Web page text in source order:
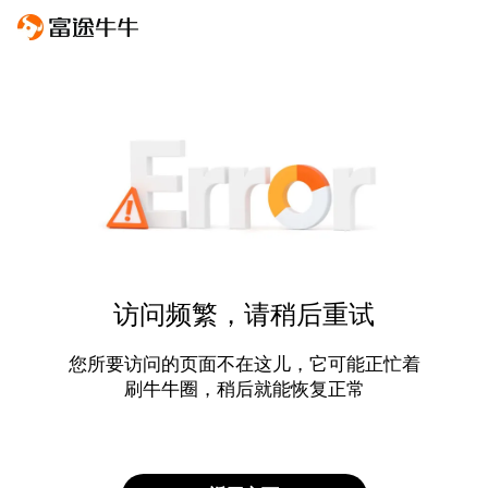
访问频繁，请稍后重试
您所要访问的页面不在这儿，它可能正忙着
刷牛牛圈，稍后就能恢复正常